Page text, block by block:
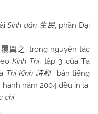
Sinh dân 生民, phần Đại
翼之 , trong nguyên tác
Kinh Thi, tập 3 của Tạ
Thi Kinh 詩經
bản tiếng
năm 2004 đều in là:
chi